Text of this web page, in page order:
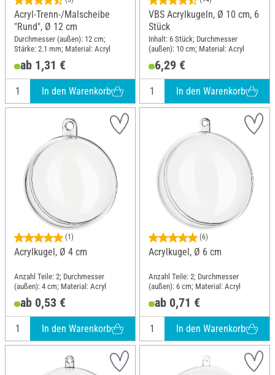
Acryl-Trenn-/Malscheibe
"Rund", Ø 12 cm
Durchmesser (außen): 12 cm;
Stärke: 2.1 mm; Material: Acryl
ab 1,31 €
In den Warenkorb
VBS Acrylkugeln, Ø 10 cm, 6
Stück
Inhalt: 6 Stück; Durchmesser
(außen): 10 cm; Material: Acryl
6,29 €
In den Warenkorb
(1)
Acrylkugel, Ø 4 cm
Anzahl Teile: 2; Durchmesser
(außen): 4 cm; Material: Acryl
ab 0,53 €
In den Warenkorb
(6)
Acrylkugel, Ø 6 cm
Anzahl Teile: 2; Durchmesser
(außen): 6 cm; Material: Acryl
ab 0,71 €
In den Warenkorb